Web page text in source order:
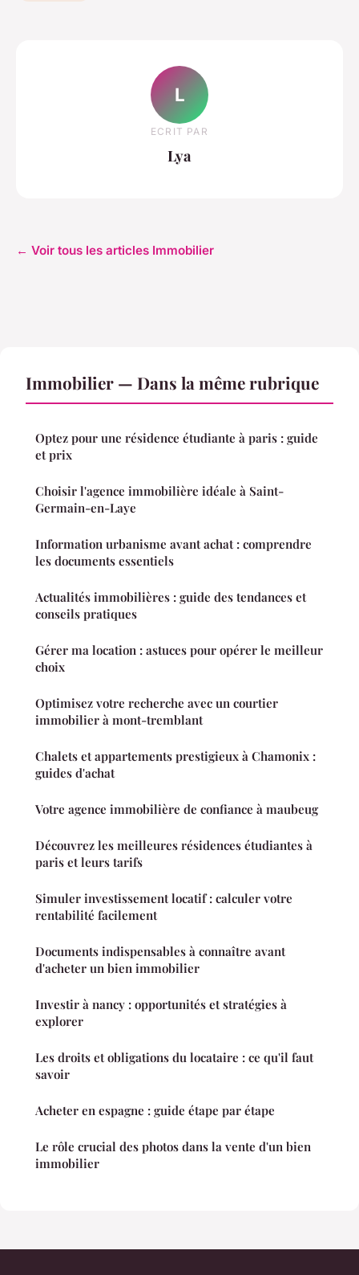
L
ECRIT PAR
Lya
← Voir tous les articles Immobilier
Immobilier — Dans la même rubrique
Optez pour une résidence étudiante à paris : guide
et prix
Choisir l'agence immobilière idéale à Saint-
Germain-en-Laye
Information urbanisme avant achat : comprendre
les documents essentiels
Actualités immobilières : guide des tendances et
conseils pratiques
Gérer ma location : astuces pour opérer le meilleur
choix
Optimisez votre recherche avec un courtier
immobilier à mont-tremblant
Chalets et appartements prestigieux à Chamonix :
guides d'achat
Votre agence immobilière de confiance à maubeug
Découvrez les meilleures résidences étudiantes à
paris et leurs tarifs
Simuler investissement locatif : calculer votre
rentabilité facilement
Documents indispensables à connaître avant
d'acheter un bien immobilier
Investir à nancy : opportunités et stratégies à
explorer
Les droits et obligations du locataire : ce qu'il faut
savoir
Acheter en espagne : guide étape par étape
Le rôle crucial des photos dans la vente d'un bien
immobilier